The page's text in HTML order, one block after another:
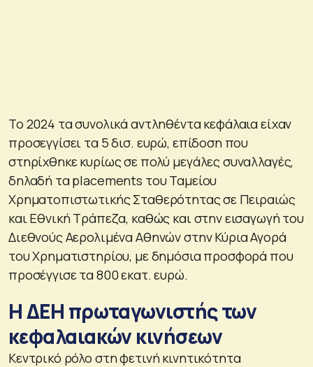
Το 2024 τα συνολικά αντληθέντα κεφάλαια είχαν
προσεγγίσει τα 5 δισ. ευρώ, επίδοση που
στηρίχθηκε κυρίως σε πολύ μεγάλες συναλλαγές,
δηλαδή τα placements του Ταμείου
Χρηματοπιστωτικής Σταθερότητας σε Πειραιώς
και Εθνική Τράπεζα, καθώς και στην εισαγωγή του
Διεθνούς Αερολιμένα Αθηνών στην Κύρια Αγορά
του Χρηματιστηρίου, με δημόσια προσφορά που
προσέγγισε τα 800 εκατ. ευρώ.
Η ΔΕΗ πρωταγωνιστής των
κεφαλαιακών κινήσεων
Κεντρικό ρόλο στη φετινή κινητικότητα